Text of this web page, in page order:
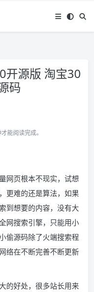
开源版 淘宝30
码
能阅读完成。
网页根本不现实，试想
更难的还是算法，如果
到想要的内容，没有大
网搜索引擎，只能用小
偷源码除了火端搜索程
络在不断完善不断更新
的好处，很多站长用来